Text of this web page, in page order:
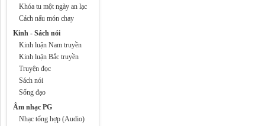
Khóa tu một ngày an lạc
Cách nấu món chay
Kinh - Sách nói
Kinh luận Nam truyền
Kinh luận Bắc truyền
Truyện đọc
Sách nói
Sống đạo
Âm nhạc PG
Nhạc tổng hợp (Audio)